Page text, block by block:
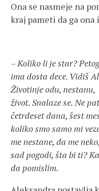
Ona se nasmeje na
kraj pameti da ga ona
– Koliko li je star?
ima dosta dece. Vidiš
Životinje odu,
život. Snalaze se. Ne
četrdeset dana, šest
koliko smo samo mi
me nestane, da me
sad pogodi, šta bi ti?
da pomislim.